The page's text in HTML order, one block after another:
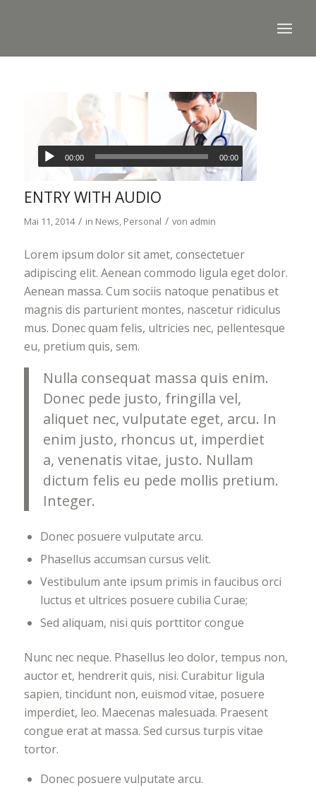
00:00 00:00
ENTRY WITH AUDIO
Mai 11, 2014 / in News, Personal / von admin
Lorem ipsum dolor sit amet, consectetuer
adipiscing elit. Aenean commodo ligula eget dolor.
Aenean massa. Cum sociis natoque penatibus et
magnis dis parturient montes, nascetur ridiculus
mus. Donec quam felis, ultricies nec, pellentesque
eu, pretium quis, sem.
Nulla consequat massa quis enim.
Donec pede justo, fringilla vel,
aliquet nec, vulputate eget, arcu. In
enim justo, rhoncus ut, imperdiet
a, venenatis vitae, justo. Nullam
dictum felis eu pede mollis pretium.
Integer.
Donec posuere vulputate arcu.
Phasellus accumsan cursus velit.
Vestibulum ante ipsum primis in faucibus orci
luctus et ultrices posuere cubilia Curae;
Sed aliquam, nisi quis porttitor congue
Nunc nec neque. Phasellus leo dolor, tempus non,
auctor et, hendrerit quis, nisi. Curabitur ligula
sapien, tincidunt non, euismod vitae, posuere
imperdiet, leo. Maecenas malesuada. Praesent
congue erat at massa. Sed cursus turpis vitae
tortor.
Donec posuere vulputate arcu.